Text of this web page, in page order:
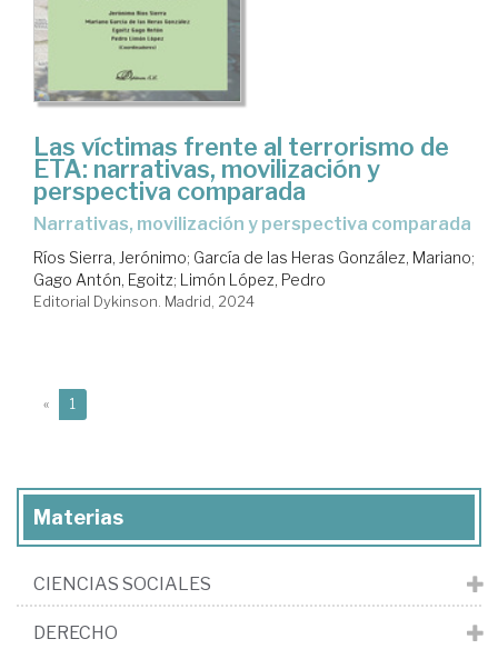
Las víctimas frente al terrorismo de
ETA: narrativas, movilización y
perspectiva comparada
narrativas, movilización y perspectiva comparada
Ríos Sierra, Jerónimo; García de las Heras González, Mariano;
Gago Antón, Egoitz; Limón López, Pedro
Editorial Dykinson. Madrid, 2024
« 1
Materias
CIENCIAS SOCIALES
DERECHO